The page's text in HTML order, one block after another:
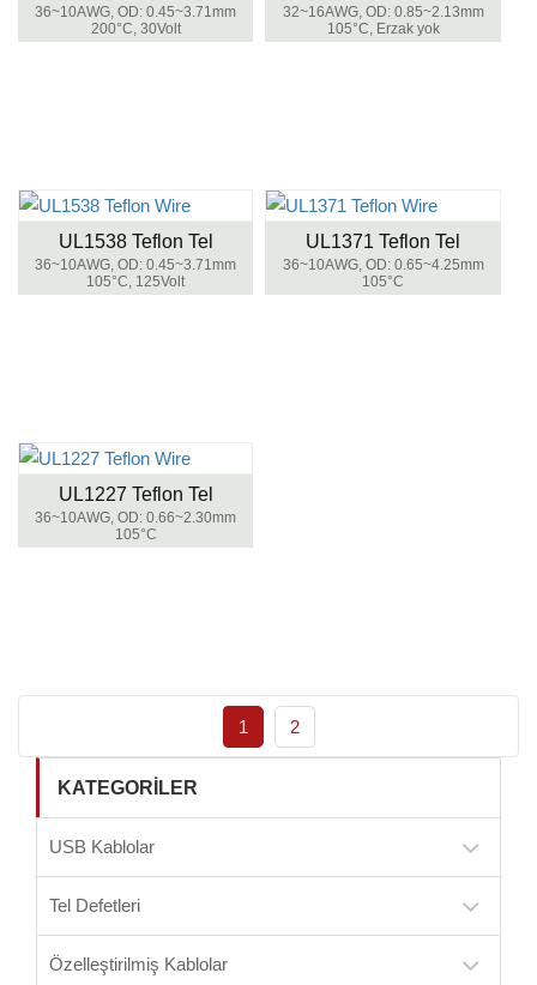
36~10AWG, OD: 0.45~3.71mm
200°C, 30Volt
32~16AWG, OD: 0.85~2.13mm
105°C, Erzak yok
UL1538 Teflon Tel
36~10AWG, OD: 0.45~3.71mm
105°C, 125Volt
UL1371 Teflon Tel
36~10AWG, OD: 0.65~4.25mm
105°C
UL1227 Teflon Tel
36~10AWG, OD: 0.66~2.30mm
105°C
1 2
KATEGORILER
USB Kablolar
Tel Defetleri
Özelleştirilmiş Kablolar